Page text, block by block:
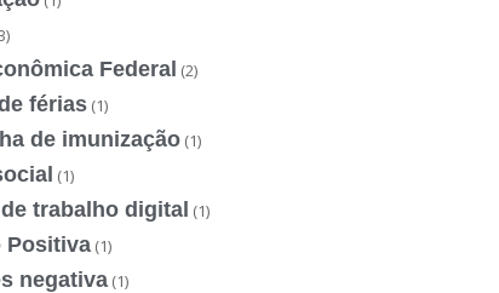
Federal (2)
férias (1)
de imunização (1)
(1)
trabalho digital (1)
Positiva (1)
negativa (1)